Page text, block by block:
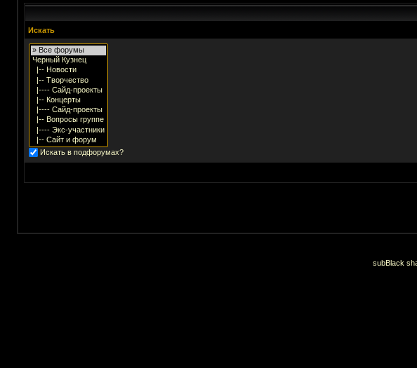
Искать
Искать в подфорумах?
subBlack